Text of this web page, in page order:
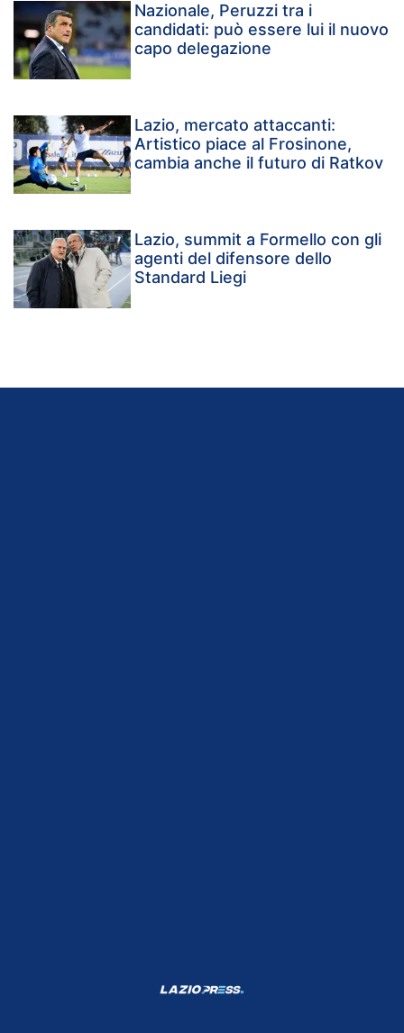
Nazionale, Peruzzi tra i
candidati: può essere lui il nuovo
capo delegazione
Lazio, mercato attaccanti:
Artistico piace al Frosinone,
cambia anche il futuro di Ratkov
Lazio, summit a Formello con gli
agenti del difensore dello
Standard Liegi